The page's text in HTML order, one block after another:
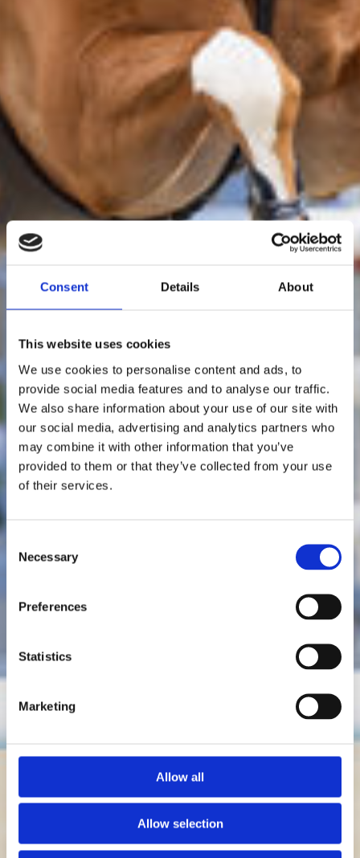
Consent Details About
This website uses cookies
We use cookies to personalise content and ads, to
provide social media features and to analyse our traffic.
We also share information about your use of our site with
our social media, advertising and analytics partners who
may combine it with other information that you’ve
provided to them or that they’ve collected from your use
of their services.
Selection
Necessary
Preferences
Statistics
Marketing
Allow all
Allow selection